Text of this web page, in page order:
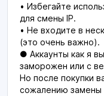
• Избегайте
для смены IP.
• Не входите в
(это очень важно).
● Аккаунты как я
заморожен или с
Но после покупки
сожалению замены